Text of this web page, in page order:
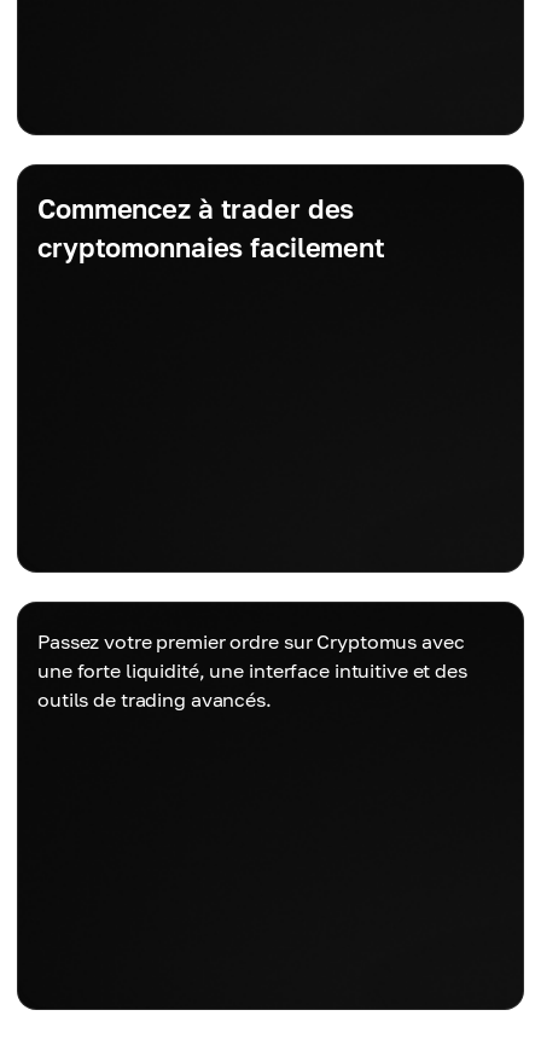
Commencez à trader des
cryptomonnaies facilement
Passez votre premier ordre sur Cryptomus avec
une forte liquidité, une interface intuitive et des
outils de trading avancés.